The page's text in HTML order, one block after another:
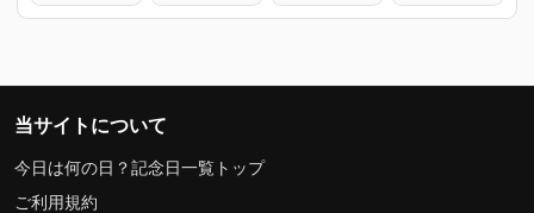
当サイトについて
今日は何の日？記念日一覧トップ
ご利用規約